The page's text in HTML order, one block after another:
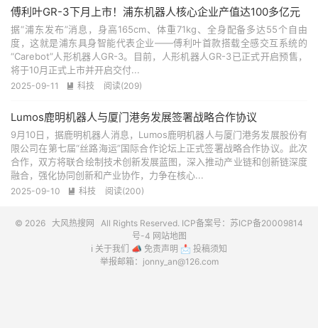
傅利叶GR-3下月上市！浦东机器人核心企业产值达100多亿元
据“浦东发布”消息，身高165cm、体重71kg、全身配备多达55个自由
度，这就是浦东具身智能代表企业——傅利叶首款搭载全感交互系统的
“Carebot”人形机器人GR-3。目前，人形机器人GR-3已正式开启预售，
将于10月正式上市并开启交付...
2025-09-11  科技 阅读(209)
Lumos鹿明机器人与厦门港务发展签署战略合作协议
9月10日，据鹿明机器人消息，Lumos鹿明机器人与厦门港务发展股份有
限公司在第七届“丝路海运”国际合作论坛上正式签署战略合作协议。此次
合作，双方将联合绘制技术创新发展蓝图，深入推动产业链和创新链深度
融合，强化协同创新和产业协作，力争在核心...
2025-09-10  科技 阅读(200)
© 2026 大风热搜网 All Rights Reserved. ICP备案号： 苏ICP备20009814
号-4 网站地图
ℹ️ 关于我们 📣 免责声明 📩 投稿须知
举报邮箱：jonny_an@126.com